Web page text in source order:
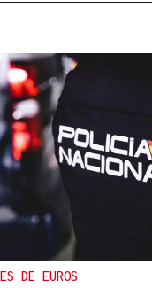
Lalo Pavón
O AFIADOR
día haberá autobuses
DE EUROS